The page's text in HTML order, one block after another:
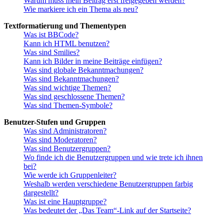
Wie markiere ich ein Thema als neu?
Textformatierung und Thementypen
Was ist BBCode?
Kann ich HTML benutzen?
Was sind Smilies?
Kann ich Bilder in meine Beiträge einfügen?
Was sind globale Bekanntmachungen?
Was sind Bekanntmachungen?
Was sind wichtige Themen?
Was sind geschlossene Themen?
Was sind Themen-Symbole?
Benutzer-Stufen und Gruppen
Was sind Administratoren?
Was sind Moderatoren?
Was sind Benutzergruppen?
Wo finde ich die Benutzergruppen und wie trete ich ihnen
bei?
Wie werde ich Gruppenleiter?
Weshalb werden verschiedene Benutzergruppen farbig
dargestellt?
Was ist eine Hauptgruppe?
Was bedeutet der „Das Team“-Link auf der Startseite?